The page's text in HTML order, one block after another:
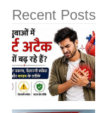
Recent Posts